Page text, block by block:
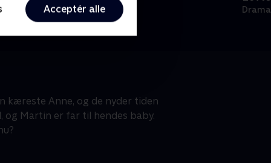
Acceptér alle
• 10 sæsoner
kæreste Anne, og de nyder tiden
og Martin er far til hendes baby.